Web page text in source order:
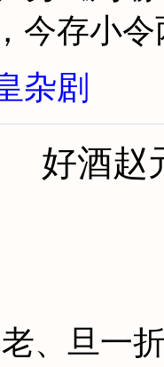
今存小
杂剧
好酒赵
一折了